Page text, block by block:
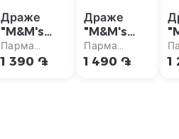
Драже
"M&M's
Cookie
Dough"
Парма
супермаркет
1 390 ֏
Драже
"M&M's
Crispy"
77г
Парма
супермаркет
1 490 ֏ 1